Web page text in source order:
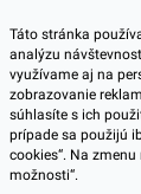
SOCIALNE
Facebook
Táto stránka
analýzu
využívame aj na
zobrazovanie
súhlasíte s ich
prípade sa použijú
cookies“. Na
možnosti“.